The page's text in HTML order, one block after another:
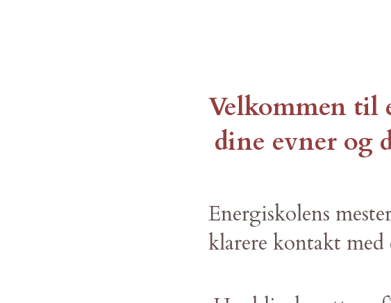
Velkommen til
dine evner og
Energiskolens
klarere kontakt